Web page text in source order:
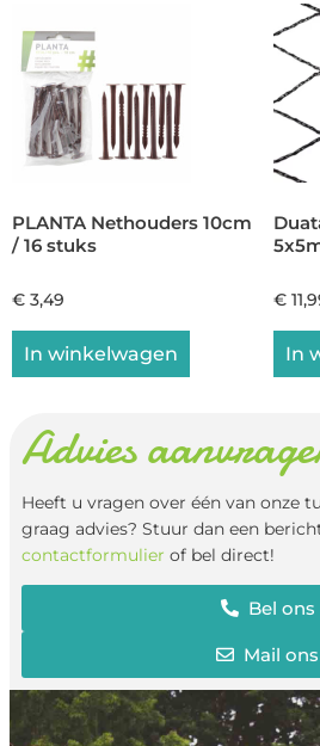
PLANTA Nethouders 10cm
/ 16 stuks
€ 3,49
In winkelwagen
€
In
Advies
Heeft u vragen over één van onze
graag advies? Stuur dan een
contactformulier of bel direct!
Bel ons
Mail ons